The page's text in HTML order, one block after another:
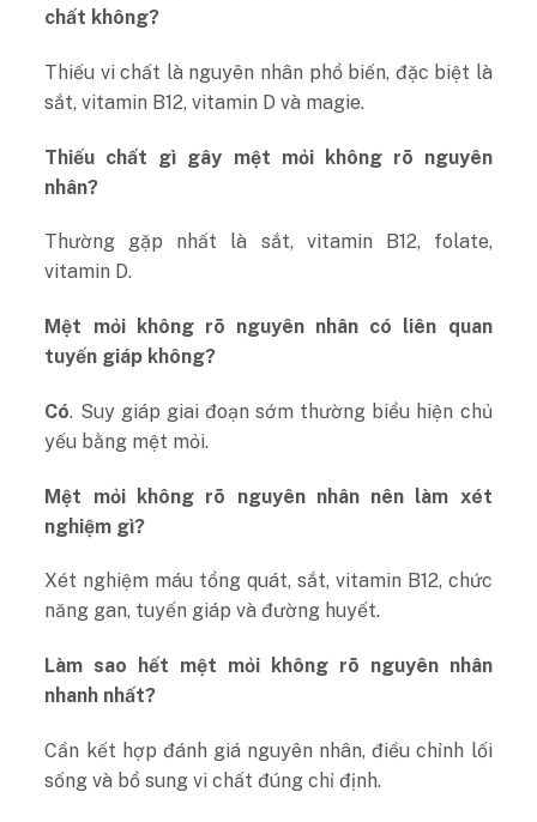
chất không?
Thiếu vi chất là nguyên nhân phổ biến, đặc biệt là
sắt, vitamin B12, vitamin D và magie.
Thiếu chất gì gây mệt mỏi không rõ nguyên
nhân?
Thường gặp nhất là sắt, vitamin B12, folate,
vitamin D.
Mệt mỏi không rõ nguyên nhân có liên quan
tuyến giáp không?
Có. Suy giáp giai đoạn sớm thường biểu hiện chủ
yếu bằng mệt mỏi.
Mệt mỏi không rõ nguyên nhân nên làm xét
nghiệm gì?
Xét nghiệm máu tổng quát, sắt, vitamin B12, chức
năng gan, tuyến giáp và đường huyết.
Làm sao hết mệt mỏi không rõ nguyên nhân
nhanh nhất?
Cần kết hợp đánh giá nguyên nhân, điều chỉnh lối
sống và bổ sung vi chất đúng chỉ định.